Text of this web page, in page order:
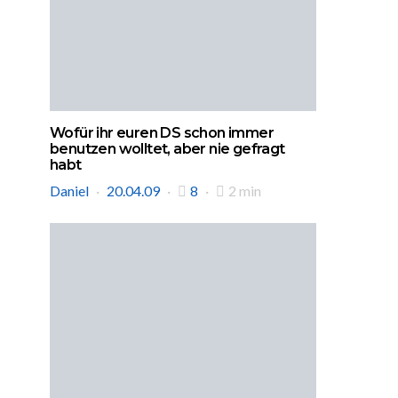
Wofür ihr euren DS schon immer
benutzen wolltet, aber nie gefragt
habt
Daniel
20.04.09 8 2 min